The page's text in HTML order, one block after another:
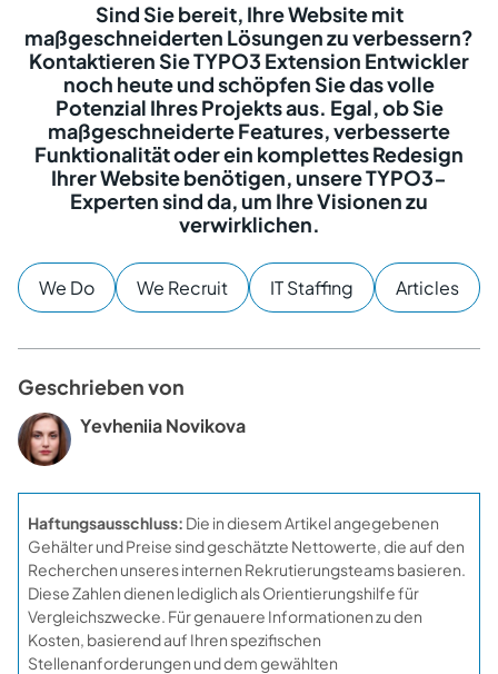
Sind Sie bereit, Ihre Website mit
maßgeschneiderten Lösungen zu verbessern?
Kontaktieren Sie TYPO3 Extension Entwickler
noch heute und schöpfen Sie das volle
Potenzial Ihres Projekts aus. Egal, ob Sie
maßgeschneiderte Features, verbesserte
Funktionalität oder ein komplettes Redesign
Ihrer Website benötigen, unsere TYPO3-
Experten sind da, um Ihre Visionen zu
verwirklichen.
We Do We Recruit IT Staffing Articles
Geschrieben von
Yevheniia Novikova
Haftungsausschluss: Die in diesem Artikel angegebenen
Gehälter und Preise sind geschätzte Nettowerte, die auf den
Recherchen unseres internen Rekrutierungsteams basieren.
Diese Zahlen dienen lediglich als Orientierungshilfe für
Vergleichszwecke. Für genauere Informationen zu den
Kosten, basierend auf Ihren spezifischen
Stellenanforderungen und dem gewählten